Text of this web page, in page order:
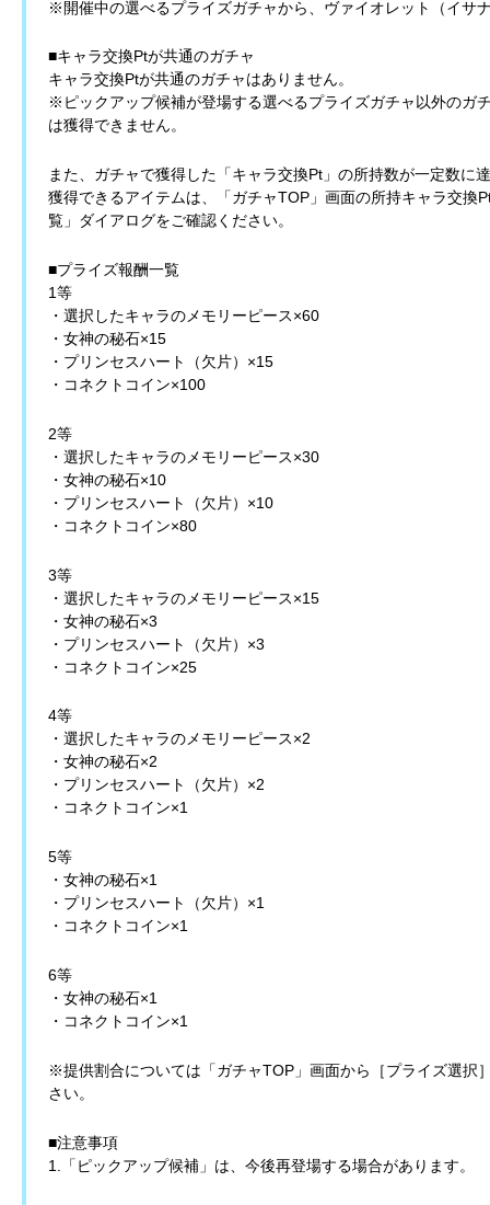
※開催中の選べるプライズガチャから、ヴァイオレット（イサ
■キャラ交換Ptが共通のガチャ
キャラ交換Ptが共通のガチャはありません。
※ピックアップ候補が登場する選べるプライズガチャ以外のガ
は獲得できません。
また、ガチャで獲得した「キャラ交換Pt」の所持数が一定数に
獲得できるアイテムは、「ガチャTOP」画面の所持キャラ交換
覧」ダイアログをご確認ください。
■プライズ報酬一覧
1等
・選択したキャラのメモリーピース×60
・女神の秘石×15
・プリンセスハート（欠片）×15
・コネクトコイン×100
2等
・選択したキャラのメモリーピース×30
・女神の秘石×10
・プリンセスハート（欠片）×10
・コネクトコイン×80
3等
・選択したキャラのメモリーピース×15
・女神の秘石×3
・プリンセスハート（欠片）×3
・コネクトコイン×25
4等
・選択したキャラのメモリーピース×2
・女神の秘石×2
・プリンセスハート（欠片）×2
・コネクトコイン×1
5等
・女神の秘石×1
・プリンセスハート（欠片）×1
・コネクトコイン×1
6等
・女神の秘石×1
・コネクトコイン×1
※提供割合については「ガチャTOP」画面から［プライズ選択
さい。
■注意事項
1.「ピックアップ候補」は、今後再登場する場合があります。